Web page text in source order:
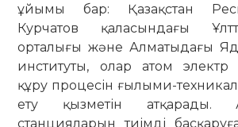
ұйымы бар: Қазақстан
Курчатов қаласындағы
орталығы және Алматыдағы
институты, олар атом электр
құру процесін ғылыми-
ету қызметін атқарады.
станцияларын тиімді